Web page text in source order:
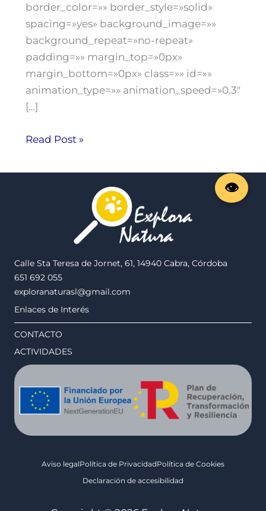
border_color=»» border_style=»solid»
spacing=»yes» background_image=»»
background_repeat=»no-repeat»
padding=»» margin_top=»0px»
margin_bottom=»0px» class=»» id=»»
animation_type=»» animation_speed=»0.3″
[…]
Read Post »
Calle Sta Teresa de Jornet, 61, 14940 Cabra, Córdoba
651 692 055
exploranaturasl@gmail.com
Enlaces de Interés
CONTACTO
ACTIVIDADES
Aviso legalPolítica de PrivacidadPolítica de Cookies
Declaración de accesibilidad